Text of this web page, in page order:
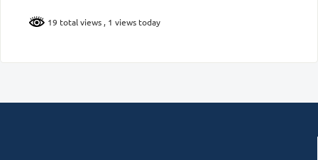
19 total views , 1 views today